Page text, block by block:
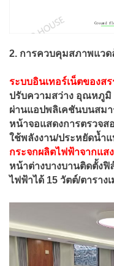
2. การควบคุมสภาพแวด
ระบบอินเทอร์เน็ตของส
ปรับความสว่าง อุณหภู
ผ่านแอปพลิเคชันบนสม
หน้าจอแสดงการตรวจส
ใช้พลังงาน/ประหยัดน้ำแ
กระจกผลิตไฟฟ้าจากแส
หน้าต่างบางบานติดตั้งฟิ
ไฟฟ้าได้ 15 วัตต์/ตาราง